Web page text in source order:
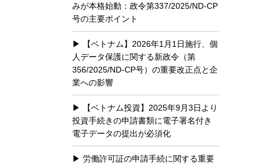
みが本格始動：政令第337/2025/ND-CP
号の主要ポイント
【ベトナム】2026年1月1日施行、個
人データ保護に関する新政令（第
356/2025/ND-CP号）の重要改正点と企
業への影響
【ベトナム投資】2025年9月3日より
投資手続きの申請書類に電子署名付き
電子データの提出が必須化
労働許可証の申請手続に関する重要